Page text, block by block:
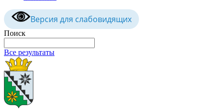
Версия для слабовидящих
Поиск
Все результаты